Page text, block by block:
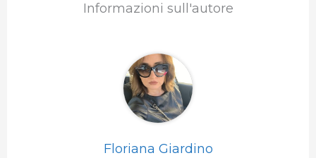
Informazioni sull'autore
Floriana Giardino